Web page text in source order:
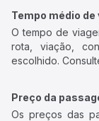
Tempo médio de
O tempo de
rota, viação,
escolhido.
Preço da
Os preços das